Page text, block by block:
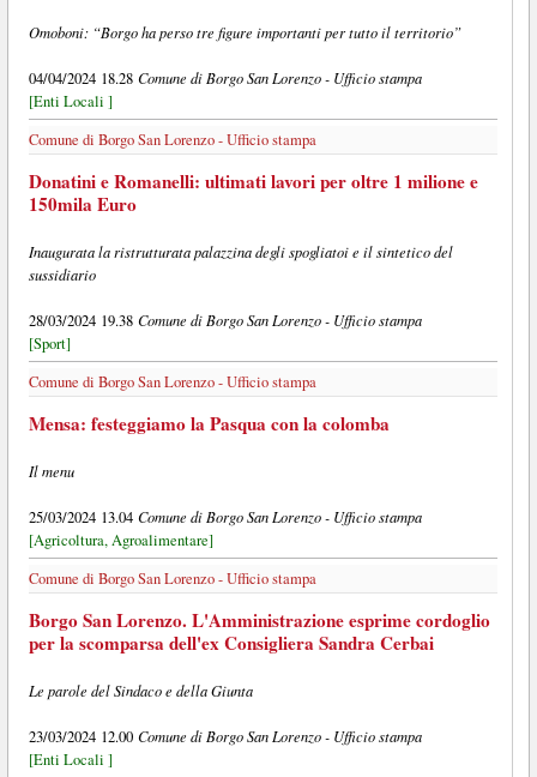
Omoboni: “Borgo ha perso tre figure importanti per tutto il territorio”
04/04/2024 18.28 Comune di Borgo San Lorenzo - Ufficio stampa
[Enti Locali ]
Comune di Borgo San Lorenzo - Ufficio stampa
Donatini e Romanelli: ultimati lavori per oltre 1 milione e
150mila Euro
Inaugurata la ristrutturata palazzina degli spogliatoi e il sintetico del
sussidiario
28/03/2024 19.38 Comune di Borgo San Lorenzo - Ufficio stampa
[Sport]
Comune di Borgo San Lorenzo - Ufficio stampa
Mensa: festeggiamo la Pasqua con la colomba
Il menu
25/03/2024 13.04 Comune di Borgo San Lorenzo - Ufficio stampa
[Agricoltura, Agroalimentare]
Comune di Borgo San Lorenzo - Ufficio stampa
Borgo San Lorenzo. L'Amministrazione esprime cordoglio
per la scomparsa dell'ex Consigliera Sandra Cerbai
Le parole del Sindaco e della Giunta
23/03/2024 12.00 Comune di Borgo San Lorenzo - Ufficio stampa
[Enti Locali ]